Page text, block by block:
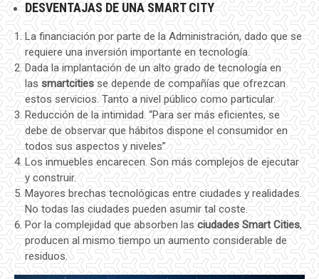
DESVENTAJAS DE UNA SMART CITY
La financiación por parte de la Administración, dado que se
requiere una inversión importante en tecnología.
Dada la implantación de un alto grado de tecnología en
las smartcitiesse depende de compañías que ofrezcan
estos servicios. Tanto a nivel público como particular.
Reducción de la intimidad. “Para ser más eficientes, se
debe de observar que hábitos dispone el consumidor en
todos sus aspectos y niveles”
Los inmuebles encarecen. Son más complejos de ejecutar
y construir.
Mayores brechas tecnológicas entre ciudades y realidades.
No todas las ciudades pueden asumir tal coste.
Por la complejidad que absorben lasciudades Smart Cities,
producen al mismo tiempo un aumento considerable de
residuos.